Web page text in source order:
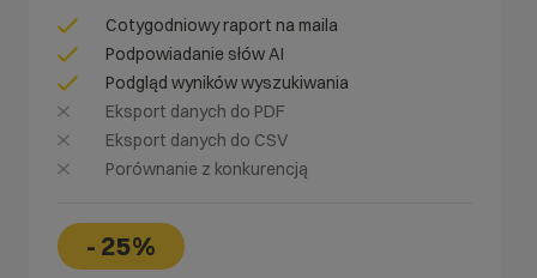
Cotygodniowy raport na maila
Podpowiadanie słów AI
Podgląd wyników wyszukiwania
Eksport danych do PDF
Eksport danych do CSV
Porównanie z konkurencją
- 25%